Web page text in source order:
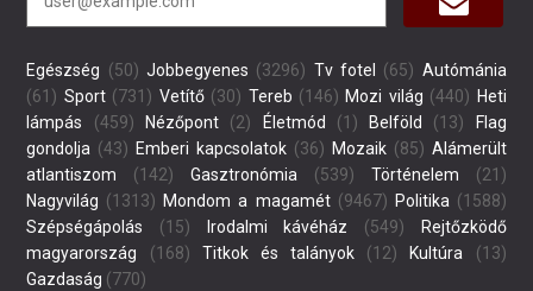
Egészség (50) Jobbegyenes (3296) Tv fotel (65) Autómánia
(61) Sport(731) Vetítő(30) Tereb (146) Mozi világ (440) Heti
lámpás (459) Nézőpont(2) Életmód (1) Belföld (13)
Flag
gondolja (43) Emberi kapcsolatok (36) Mozaik(85) Alámerült
atlantiszom (142) Gasztronómia (539) Történelem (21)
Nagyvilág (1313) Mondom a magamét(9467) Politika(1588)
Szépségápolás (15) Irodalmi kávéház (549)
Rejtőzködő
magyarország (168) Titkok és talányok (12) Kultúra (13)
Gazdaság (770)